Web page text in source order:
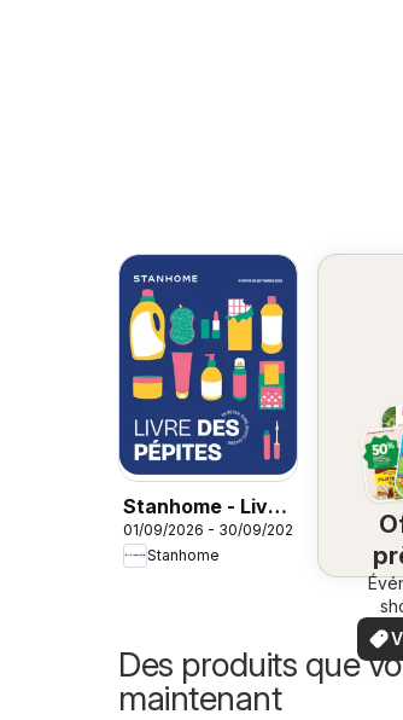
Stanhome - Livre
des pépites
Septembre 2026
01/09/2026 - 30/09/2026
Stanhome
Des produits que
maintenant